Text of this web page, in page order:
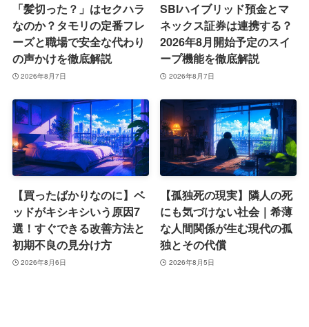
「髪切った？」はセクハラ
なのか？タモリの定番フレ
ーズと職場で安全な代わり
の声かけを徹底解説
2026年8月7日
SBIハイブリッド預金とマ
ネックス証券は連携する？
2026年8月開始予定のスイ
ープ機能を徹底解説
2026年8月7日
【買ったばかりなのに】ベ
ッドがキシキシいう原因7
選！すぐできる改善方法と
初期不良の見分け方
2026年8月6日
【孤独死の現実】隣人の死
にも気づけない社会｜希薄
な人間関係が生む現代の孤
独とその代償
2026年8月5日